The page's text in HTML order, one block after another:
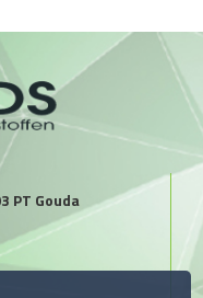
PT Gouda